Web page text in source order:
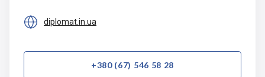
 diplomat.in.ua
+380 (67) 546 58 28